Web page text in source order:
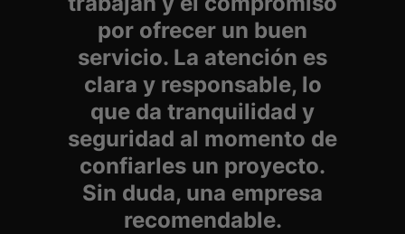
por ofrecer un buen
servicio. La atención es
clara y responsable, lo
que da tranquilidad y
seguridad al momento de
confiarles un proyecto.
Sin duda, una empresa
recomendable.